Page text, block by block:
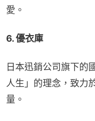
愛。
6. 優衣庫
日本迅銷公司旗下的
人生」的理念，致力
量。